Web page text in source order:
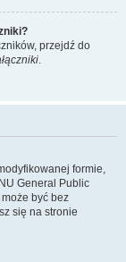
przejdź do
.
formie,
General Public
być bez
się na stronie